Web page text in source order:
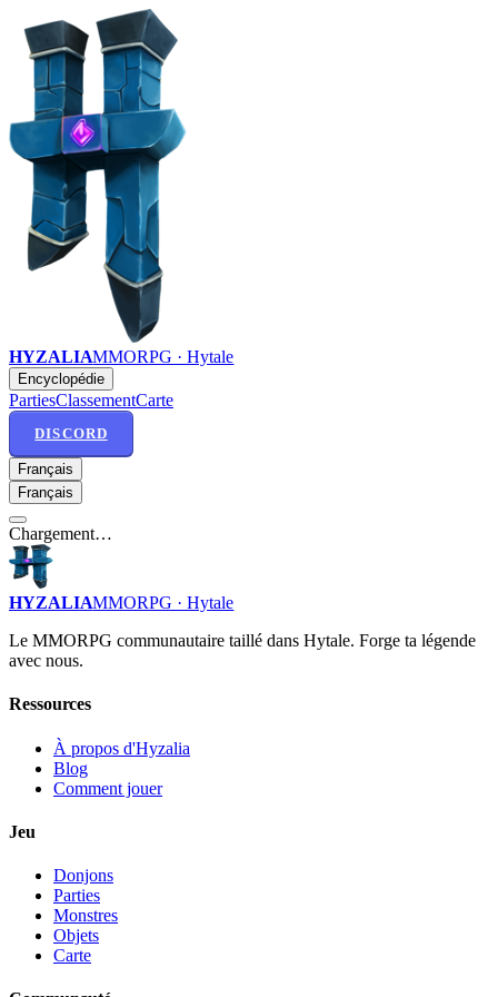
HYZALIAMMORPG · Hytale
Encyclopédie
PartiesClassementCarte
DISCORD
Français
Français
Chargement…
HYZALIAMMORPG · Hytale
Le MMORPG communautaire taillé dans Hytale. Forge ta légende
avec nous.
Ressources
À propos d'Hyzalia
Blog
Comment jouer
Jeu
Donjons
Parties
Monstres
Objets
Carte